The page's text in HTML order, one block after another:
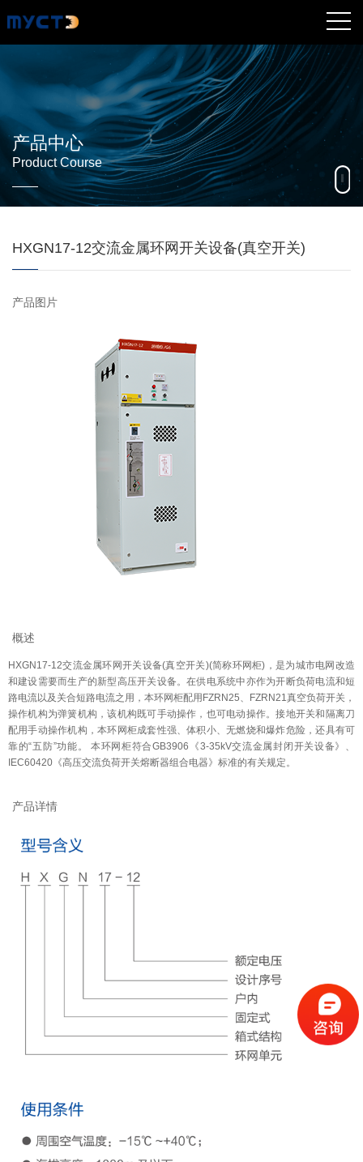
产品中心
Product Course
HXGN17-12交流金属环网开关设备(真空开关)
产品图片
概述
HXGN17-12交流金属环网开关设备(真空开关)(简称环网柜)，是为城市电网改造
和建设需要而生产的新型高压开关设备。在供电系统中亦作为开断负荷电流和短
路电流以及关合短路电流之用，本环网柜配用FZRN25、FZRN21真空负荷开关，
操作机构为弹簧机构，该机构既可手动操作，也可电动操作。接地开关和隔离刀
配用手动操作机构，本环网柜成套性强、体积小、无燃烧和爆炸危险，还具有可
靠的“五防”功能。 本环网柜符合GB3906《3-35kV交流金属封闭开关设备》、
IEC60420《高压交流负荷开关熔断器组合电器》标准的有关规定。
产品详情